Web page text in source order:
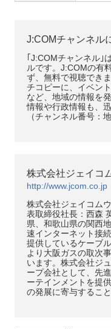
J:COMチャンネル
｢J:COMチャンネル｣
ルです。J:COMの有
ず、無料で視聴でき
チコピーに、イベン
など、地域の情報を
情報や行政情報も、
（チャンネル番号：
株式会社ジェイコ
http://www.jcom.co.jp
株式会社ジェイコム
表取締役社長：西森
県、和歌山県の関西
速インターネット接
提供しているケーブ
より大阪ガスの取次
います。株式会社ジ
ープ会社として、先
ーテインメントを提
の発展に寄与するこ